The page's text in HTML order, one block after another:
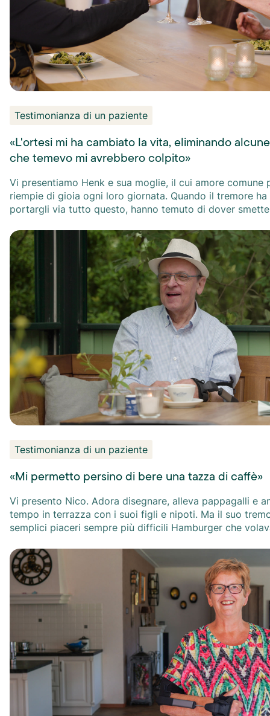
Testimonianza di un paziente
«L'ortesi mi ha cambiato la vita, eliminando
che temevo mi avrebbero colpito»
Vi presentiamo Henk e sua moglie, il cui amore comune
riempie di gioia ogni loro giornata. Quando il tremore
portargli via tutto questo, hanno temuto di dover
ama di più. Fo
Testimonianza di un paziente
«Mi permetto persino di bere una tazza di caffè»
Vi presento Nico. Adora disegnare, alleva pappagalli e
tempo in terrazza con i suoi figli e nipoti. Ma il suo
semplici piaceri sempre più difficili Hamburger che volavano e caffè